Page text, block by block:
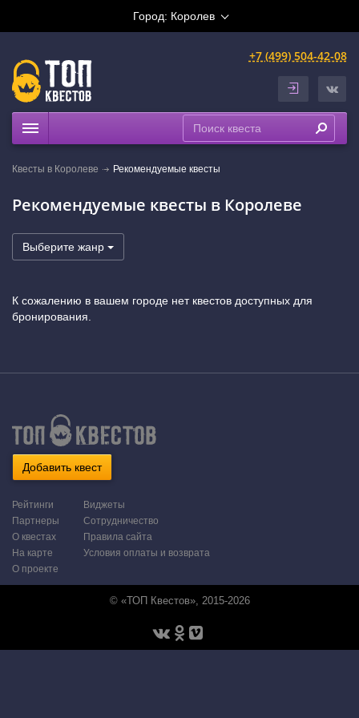
Город: Королев
+7 (499) 504-42-08
На карте
Квесты в Королеве Рекомендуемые квесты
Рекомендуемые квесты в Королеве
Выберите жанр
К сожалению в вашем городе нет квестов доступных для
бронирования.
Добавить квест
Рейтинги
Партнеры
О квестах
На карте
О проекте
Виджеты
Сотрудничество
Правила сайта
Условия оплаты и возврата
© «ТОП Квестов», 2015-2026